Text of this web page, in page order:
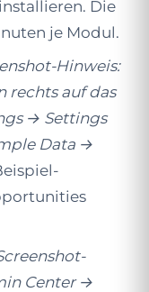
Die
je Modul.
Hinweis:
rechts auf das
→ Settings
Data →
Center →